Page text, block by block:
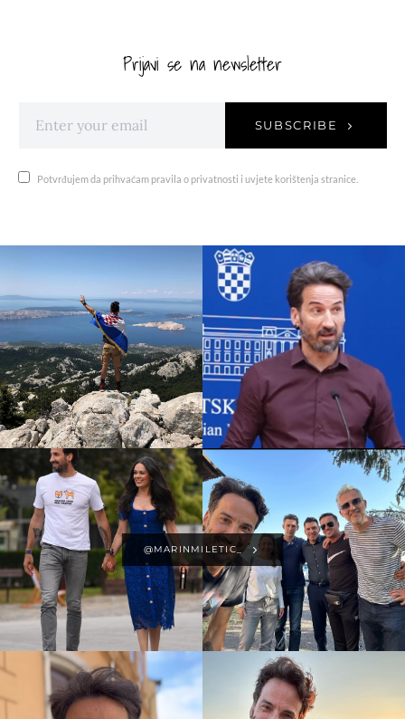
Prijavi se na newsletter
SUBSCRIBE
Potvrđujem da prihvaćam pravila o privatnosti i uvjete korištenja stranice.
@MARINMILETIC_